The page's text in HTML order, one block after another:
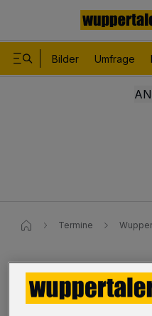
Bilder Umfrage
Termine
Termine
Orgelvesper